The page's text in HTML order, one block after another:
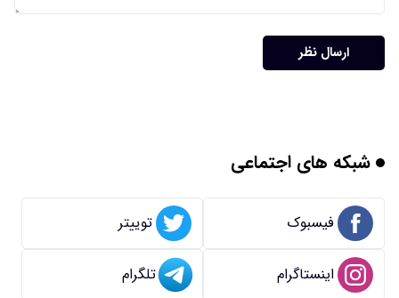
ارسال نظر
شبکه های اجتماعی
فیسبوک توییتر
اینستاگرام تلگرام